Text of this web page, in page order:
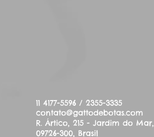
11 4177-5596 / 2355-3335
contato@gattodebotas.com
R. Ártico, 215 - Jardim do
09726-300, Brasil